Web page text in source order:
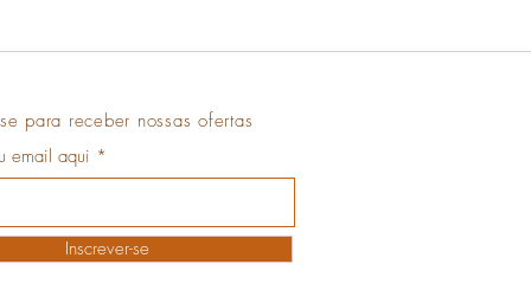
para receber nossas ofertas
email aqui
Inscrever-se